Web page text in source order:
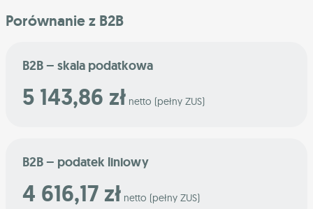
Porównanie z B2B
B2B – skala podatkowa
5 143,86 zł netto (pełny ZUS)
B2B – podatek liniowy
4 616,17 zł netto (pełny ZUS)